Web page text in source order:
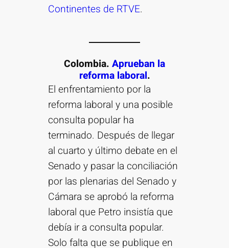
Continentes de RTVE.
Colombia. Aprueban la
reforma laboral.
El enfrentamiento por la
reforma laboral y una posible
consulta popular ha
terminado. Después de llegar
al cuarto y último debate en el
Senado y pasar la conciliación
por las plenarias del Senado y
Cámara se aprobó la reforma
laboral que Petro insistía que
debía ir a consulta popular.
Solo falta que se publique en